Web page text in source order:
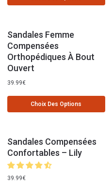
Sandales Femme
Compensées
Orthopédiques À Bout
Ouvert
39.99€
Choix Des Options
Sandales Compensées
Confortables – Lily
39.99€